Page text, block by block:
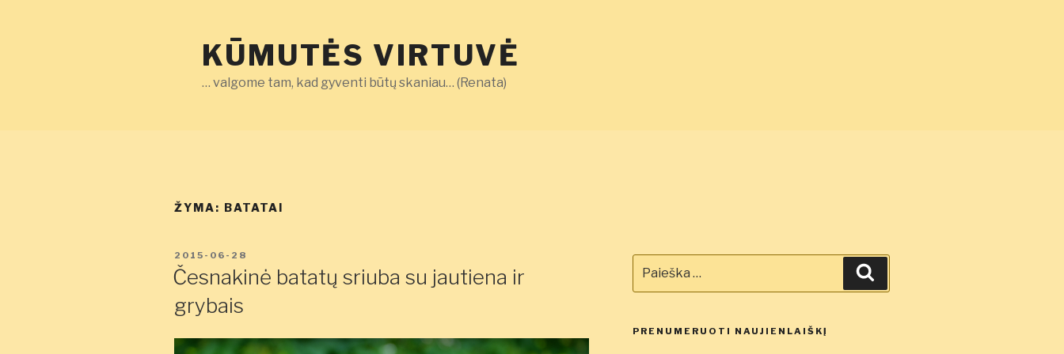
KŪMUTĖS VIRTUVĖ
… valgome tam, kad gyventi būtų skaniau… (Renata)
ŽYMA: BATATAI
PASKELBTA
2015-06-28
Česnakinė batatų sriuba su jautiena ir
grybais
PRENUMERUOTI NAUJIENLAIŠKĮ